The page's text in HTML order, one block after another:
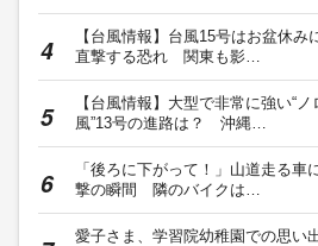
【台風情報】台風15号はお盆休み
直撃する恐れ 関東も影…
【台風情報】大型で非常に強い“ノ
風”13号の進路は？ 沖縄…
「後ろに下がって！」山道走る車
撃の瞬間 隣のバイクは…
愛子さま、学習院幼稚園での思